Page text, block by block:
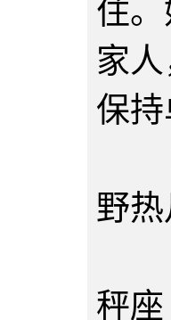
住
家
保持
２
野
秤座